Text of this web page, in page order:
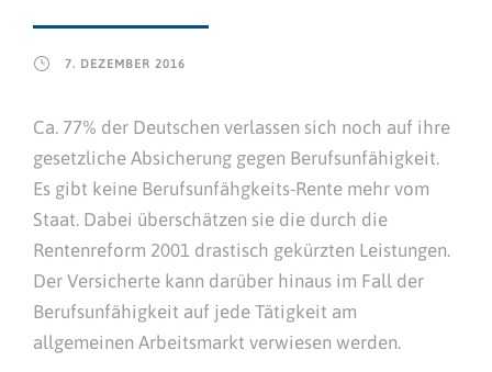
7. DEZEMBER 2016
Ca. 77% der Deutschen verlassen sich noch auf ihre
gesetzliche Absicherung gegen Berufsunfähigkeit.
Es gibt keine Berufsunfähgkeits-Rente mehr vom
Staat. Dabei überschätzen sie die durch die
Rentenreform 2001 drastisch gekürzten Leistungen.
Der Versicherte kann darüber hinaus im Fall der
Berufsunfähigkeit auf jede Tätigkeit am
allgemeinen Arbeitsmarkt verwiesen werden.